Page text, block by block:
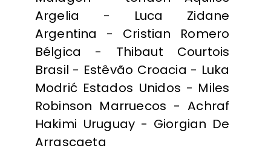
Argelia - Luca Zidane
Argentina - Cristian Romero
Bélgica - Thibaut Courtois
Brasil - Estêvão Croacia - Luka
Modrić Estados Unidos - Miles
Robinson Marruecos - Achraf
Hakimi Uruguay - Giorgian De
Arrascaeta